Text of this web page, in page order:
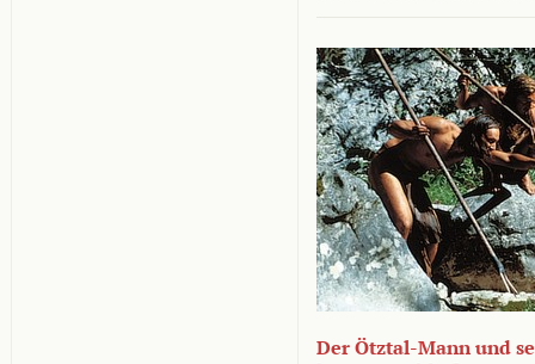
Der Ötztal-Mann und